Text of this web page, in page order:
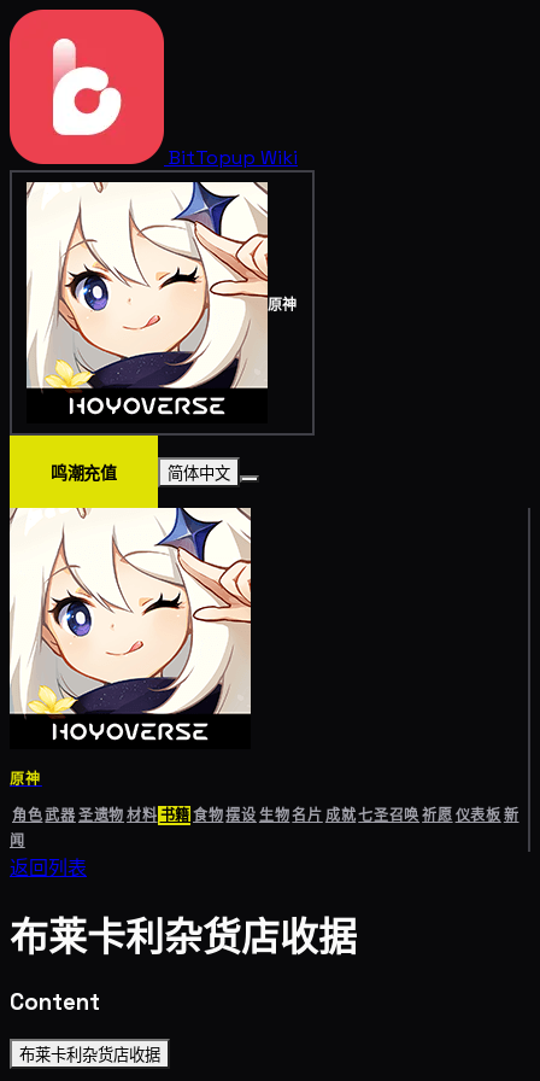
BitTopup Wiki
原神
鸣潮充值 简体中文
原神
角色武器圣遗物材料书籍食物摆设生物名片成就七圣召唤祈愿仪表板新
闻
返回列表
布莱卡利杂货店收据
Content
布莱卡利杂货店收据